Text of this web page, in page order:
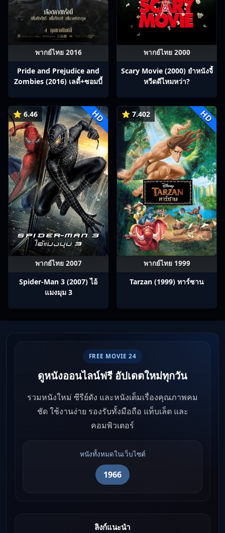
พากย์ไทย 2016
Pride and Prejudice and
Zombies (2016) เลดี้+ซอมบี้
พากย์ไทย 2000
Scary Movie (2000) ยำหนังจี้​
หวีดดีไหมหว่า?
⭐ 6.46 HD
พากย์ไทย 2007
Spider-Man 3 (2007) ไอ้
แมงมุม 3
⭐ 7.402 HD
พากย์ไทย 1999
Tarzan (1999) ทาร์ซาน
FREE MOVIE 24
ดูหนังออนไลน์ฟรี อัปเดตใหม่ทุกวัน
รวมหนังใหม่ ซีรีย์ดัง และหนังเต็มเรื่องคุณภาพคม
ชัด ใช้งานง่าย รองรับทั้งมือถือ แท็บเล็ต และ
คอมพิวเตอร์
หนังทั้งหมดในเว็บไซต์
1966
ลิงก์แนะนำ